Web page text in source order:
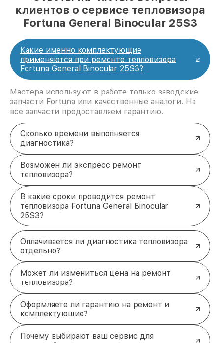
клиентов о сервисе тепловизора
Fortuna General Binocular 25S3
Какие именно комплектующие
применяются при ремонте тепловизора
Fortuna General Binocular 25S3?
Мастера используют в работе только заводские
запчасти Fortuna или качественные аналоги. На
все запчасти предоставляем гарантию.
Сколько времени выполняется
диагностика?
Возможен ли экспресс ремонт
тепловизора?
В какие сроки проводится ремонт
тепловизора Fortuna General Binocular
25S3?
Оплачивается ли диагностика тепловизора
отдельно?
Может ли измениться цена на ремонт
тепловизора?
Оформляете ли гарантию на ремонт и
комплектующие?
Почему выбирают ваш сервис для